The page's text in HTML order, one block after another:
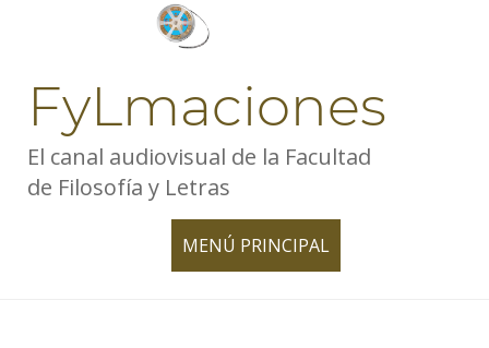
FyLmaciones
El canal audiovisual de la Facultad
de Filosofía y Letras
MENÚ PRINCIPAL
TOGGLE